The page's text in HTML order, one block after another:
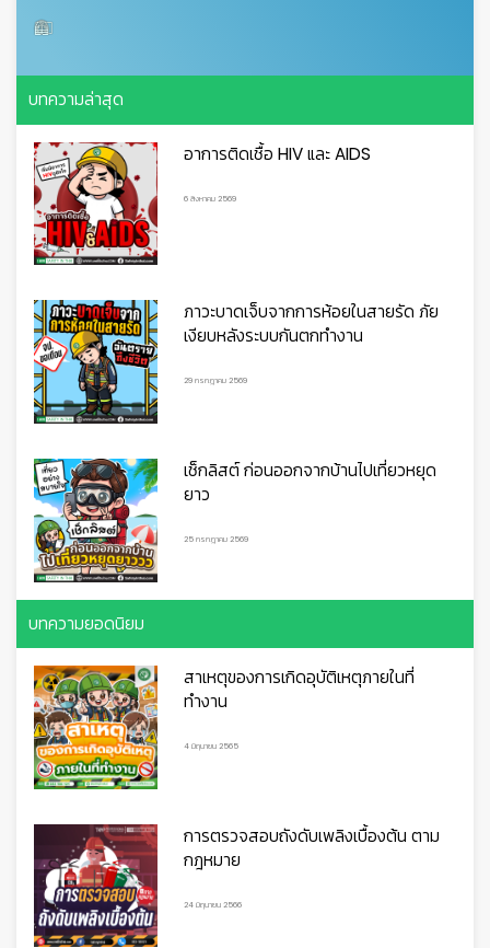
👷
👷‍♀
🦺
บทความล่าสุด
อาการติดเชื้อ HIV และ AIDS
6 สิงหาคม 2569
ภาวะบาดเจ็บจากการห้อยในสายรัด ภัย
เงียบหลังระบบกันตกทำงาน
29 กรกฎาคม 2569
เช็กลิสต์ ก่อนออกจากบ้านไปเที่ยวหยุด
ยาว
25 กรกฎาคม 2569
บทความยอดนิยม
สาเหตุของการเกิดอุบัติเหตุภายในที่
ทำงาน
4 มิถุนายน 2565
การตรวจสอบถังดับเพลิงเบื้องต้น ตาม
กฎหมาย
24 มิถุนายน 2566